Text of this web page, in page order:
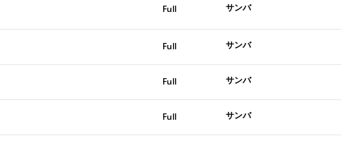
Full サンバ
Full サンバ
Full サンバ
Full サンバ